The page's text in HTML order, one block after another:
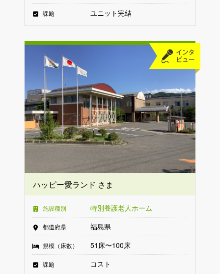
課題 ユニット完結
ハッピー愛ランド さま
施設種別 特別養護老人ホーム
都道府県 福島県
規模（床数） 51床〜100床
課題 コスト